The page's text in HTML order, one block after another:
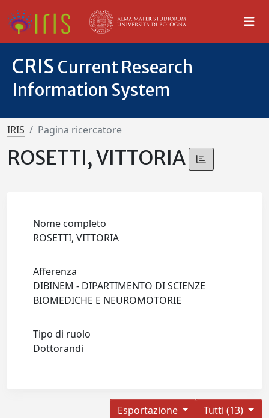
CRIS Current Research
Information System
IRIS Pagina ricercatore
ROSETTI, VITTORIA
Nome completo
ROSETTI, VITTORIA
Afferenza
DIBINEM - DIPARTIMENTO DI SCIENZE
BIOMEDICHE E NEUROMOTORIE
Tipo di ruolo
Dottorandi
Tutti (13)
Esportazione